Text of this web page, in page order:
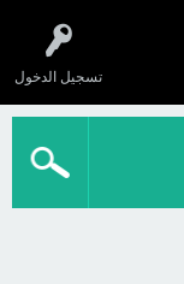
تسجيل الدخول